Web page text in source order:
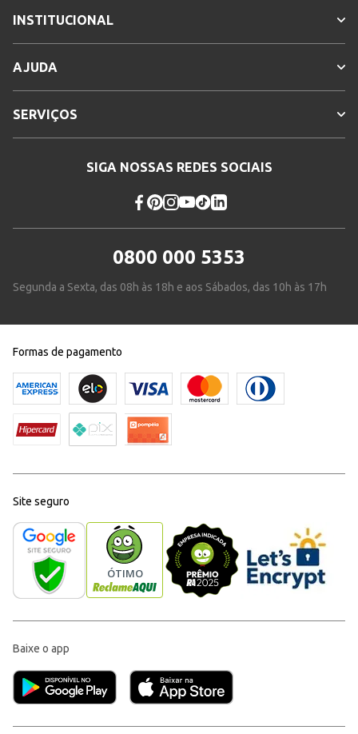
INSTITUCIONAL
AJUDA
SERVIÇOS
SIGA NOSSAS REDES SOCIAIS
0800 000 5353
Segunda a Sexta, das 08h às 18h e aos Sábados, das 10h às 17h
Formas de pagamento
Site seguro
Baixe o app